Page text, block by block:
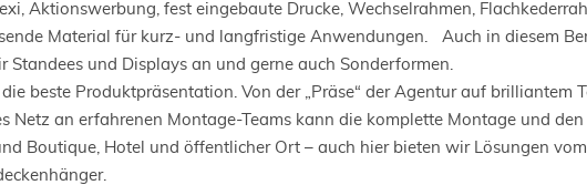
Aktionswerbung, fest eingebaute Drucke, Wechselrahmen,
Material für kurz- und langfristige Anwendungen. Auch in diesem
und Displays an und gerne auch Sonderformen.
beste Produktpräsentation. Von der „Präse“ der Agentur auf brilliantem
Netz an erfahrenen Montage-Teams kann die komplette Montage und den
Boutique, Hotel und öffentlicher Ort – auch hier bieten wir Lösungen